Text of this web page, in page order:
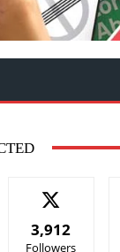
3,912
Followers